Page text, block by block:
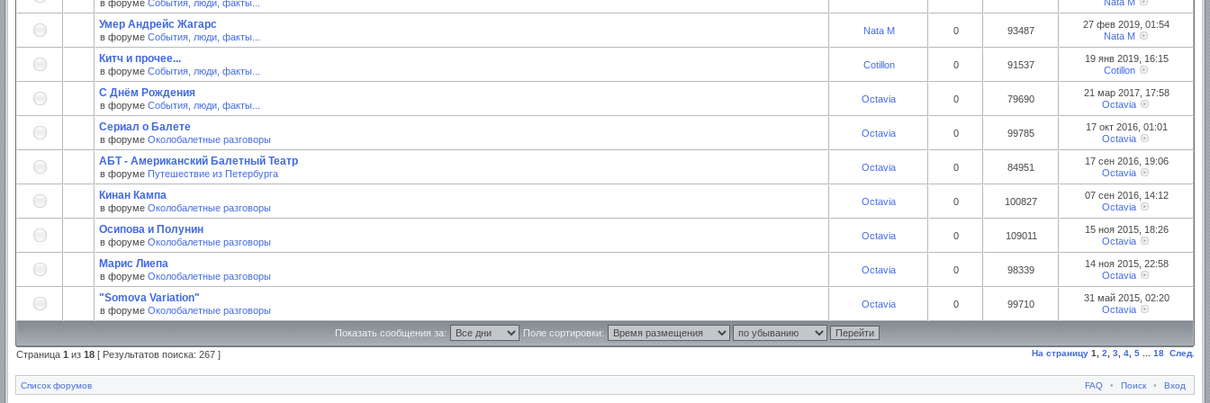
в форуме События, люди, факты...
Умер Андрейс Жагарс
в форуме События, люди, факты...
Nata M 0 93487
27 фев 2019, 01:54
Nata M
Китч и прочее...
в форуме События, люди, факты...
Cotillon 0 91537
19 янв 2019, 16:15
Cotillon
С Днём Рождения
в форуме События, люди, факты...
Octavia 0 79690
21 мар 2017, 17:58
Octavia
Сериал о Балете
в форуме Околобалетные разговоры
Octavia 0 99785
17 окт 2016, 01:01
Octavia
АБТ - Американский Балетный Театр
в форуме Путешествие из Петербурга
Octavia 0 84951
17 сен 2016, 19:06
Octavia
Кинан Кампа
в форуме Околобалетные разговоры
Octavia 0 100827
07 сен 2016, 14:12
Octavia
Осипова и Полунин
в форуме Околобалетные разговоры
Octavia 0 109011
15 ноя 2015, 18:26
Octavia
Марис Лиепа
в форуме Околобалетные разговоры
Octavia 0 98339
14 ноя 2015, 22:58
Octavia
"Somova Variation"
в форуме Околобалетные разговоры
Octavia 0 99710
31 май 2015, 02:20
Octavia
Показать сообщения за:
Поле сортировки:
Страница 1 из 18 [ Результатов поиска: 267 ] На страницу 1 2 3 4 5 18 След.
Список форумов FAQ • Поиск • Вход